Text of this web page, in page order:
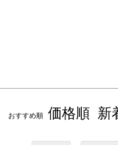
おすすめ順 価格順 新